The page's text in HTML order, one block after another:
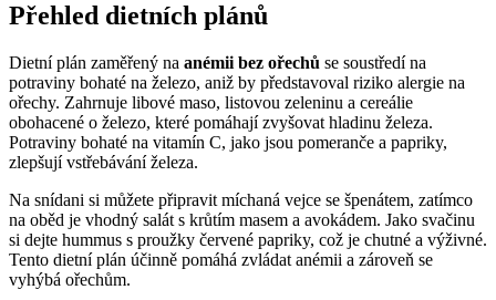
Přehled dietních plánů
Dietní plán zaměřený na anémii bez ořechů se soustředí na
potraviny bohaté na železo, aniž by představoval riziko alergie na
ořechy. Zahrnuje libové maso, listovou zeleninu a cereálie
obohacené o železo, které pomáhají zvyšovat hladinu železa.
Potraviny bohaté na vitamín C, jako jsou pomeranče a papriky,
zlepšují vstřebávání železa.
Na snídani si můžete připravit míchaná vejce se špenátem, zatímco
na oběd je vhodný salát s krůtím masem a avokádem. Jako svačinu
si dejte hummus s proužky červené papriky, což je chutné a výživné.
Tento dietní plán účinně pomáhá zvládat anémii a zároveň se
vyhýbá ořechům.